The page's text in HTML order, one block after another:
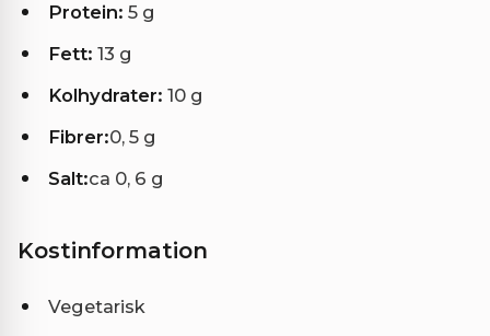
Protein: 5 g
Fett: 13 g
Kolhydrater: 10 g
Fibrer:0, 5 g
Salt:ca 0, 6 g
Kostinformation
Vegetarisk